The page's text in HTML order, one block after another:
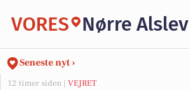
VORES Nørre Alslev
Seneste nyt ›
12 timer siden | VEJRET